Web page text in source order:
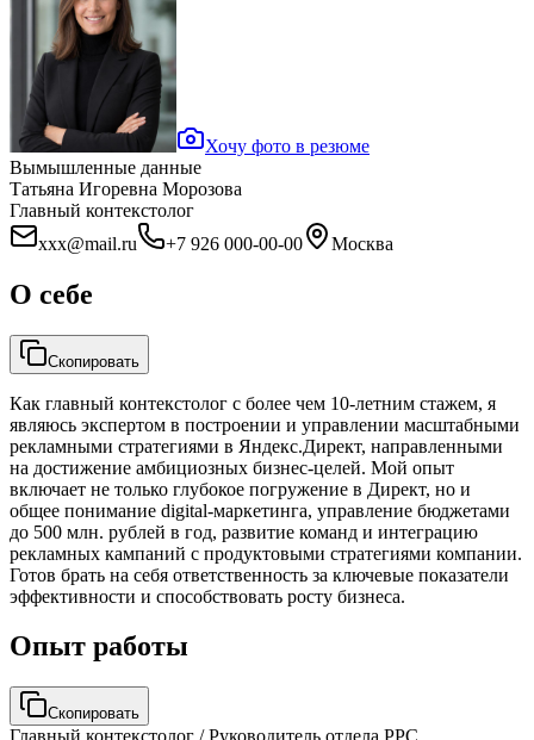
Хочу фото в резюме
Вымышленные данные
Татьяна Игоревна Морозова
Главный контекстолог
xxx@mail.ru
+7 926 000-00-00 Москва
О себе
Скопировать
Как главный контекстолог с более чем 10-летним стажем, я
являюсь экспертом в построении и управлении масштабными
рекламными стратегиями в Яндекс.Директ, направленными
на достижение амбициозных бизнес-целей. Мой опыт
включает не только глубокое погружение в Директ, но и
общее понимание digital-маркетинга, управление бюджетами
до 500 млн. рублей в год, развитие команд и интеграцию
рекламных кампаний с продуктовыми стратегиями компании.
Готов брать на себя ответственность за ключевые показатели
эффективности и способствовать росту бизнеса.
Опыт работы
Скопировать